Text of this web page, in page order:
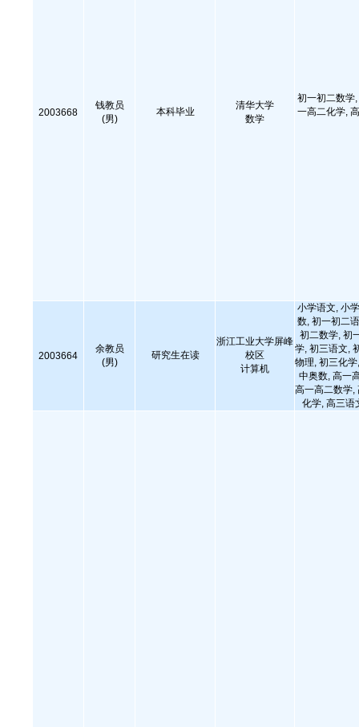
2003668
钱教员
(男)
本科毕业
清华大学
数学
初一初二数学
一高二化学,
2003664
余教员
(男)
研究生在读
浙江工业大学屏峰
校区
计算机
小学语文, 小
数, 初一初二
初二数学, 初
学, 初三语文,
物理, 初三化
中奥数, 高一
高一高二数学,
化学, 高三语